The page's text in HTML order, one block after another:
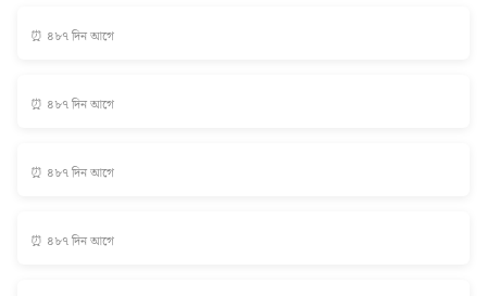
⏰ ৪৮৭ দিন আগে
⏰ ৪৮৭ দিন আগে
⏰ ৪৮৭ দিন আগে
⏰ ৪৮৭ দিন আগে